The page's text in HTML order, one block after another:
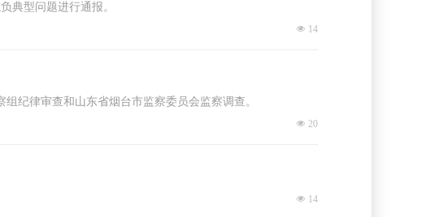
典型问题进行通报。
넶 14
纪律审查和山东省烟台市监察委员会监察调查。
넶 20
넶 14